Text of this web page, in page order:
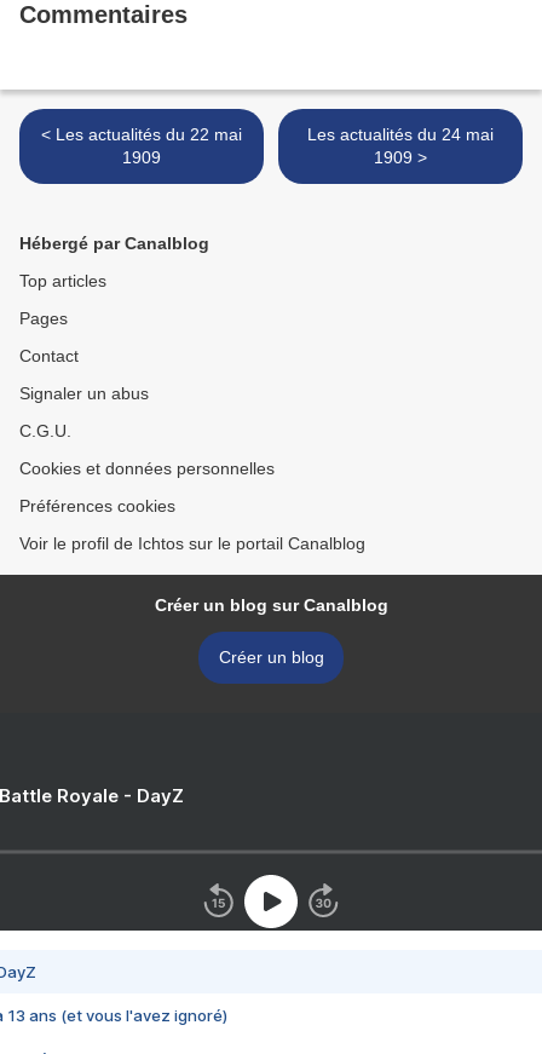
Commentaires
< Les actualités du 22 mai
1909
Les actualités du 24 mai
1909 >
Hébergé par Canalblog
Top articles
Pages
Contact
Signaler un abus
C.G.U.
Cookies et données personnelles
Préférences cookies
Voir le profil de Ichtos sur le portail Canalblog
Créer un blog sur Canalblog
Créer un blog
Royale - DayZ
13 ans (et vous l'avez ignoré)